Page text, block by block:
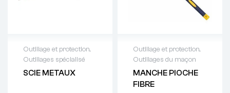
Outillage et protection,
Outillages spécialisé
SCIE METAUX
devis : 01 64 88
Outillage et protection,
Outillages du maçon
MANCHE PIOCHE
FIBRE
devis : 01 64 88
93 38